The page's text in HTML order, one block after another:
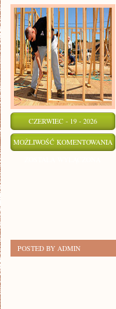
CZERWIEC - 19 - 2026
MOŻLIWOŚĆ KOMENTOWANIA
POSTED BY ADMIN